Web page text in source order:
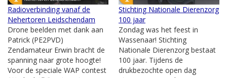
Radioverbinding vanaf de
Nehertoren Leidschendam
Drone beelden met dank aan
Patrick (PE2PVD)
Zendamateur Erwin bracht de
spanning naar grote hoogte!
Voor de speciale WAP contest
Stichting Nationale Dierenzorg
100 jaar
Zondag was het feest in
Wassenaar! Stichting
Nationale Dierenzorg bestaat
100 jaar. Tijdens de
drukbezochte open dag